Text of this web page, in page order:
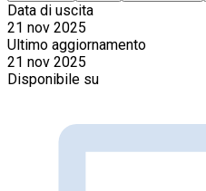
Data di uscita
21 nov 2025
Ultimo aggiornamento
21 nov 2025
Disponibile su